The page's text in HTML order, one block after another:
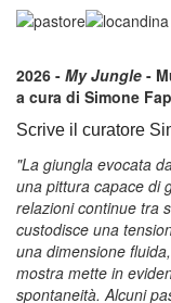
2026 - My Jungle -
a cura di Simone
Scrive il curatore
"La giungla evocata
una pittura capace di
relazioni continue tra
custodisce una
una dimensione
mostra mette in
spontaneità. Alcuni